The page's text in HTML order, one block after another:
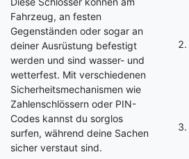
Fahrzeug, an festen
Gegenständen oder sogar an
deiner Ausrüstung befestigt
werden und sind wasser- und
wetterfest. Mit verschiedenen
Sicherheitsmechanismen wie
Zahlenschlössern oder PIN-
Codes kannst du sorglos
surfen, während deine Sachen
sicher verstaut sind.